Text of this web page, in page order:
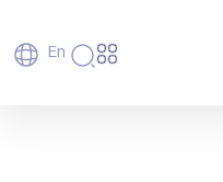
En
در پیامی